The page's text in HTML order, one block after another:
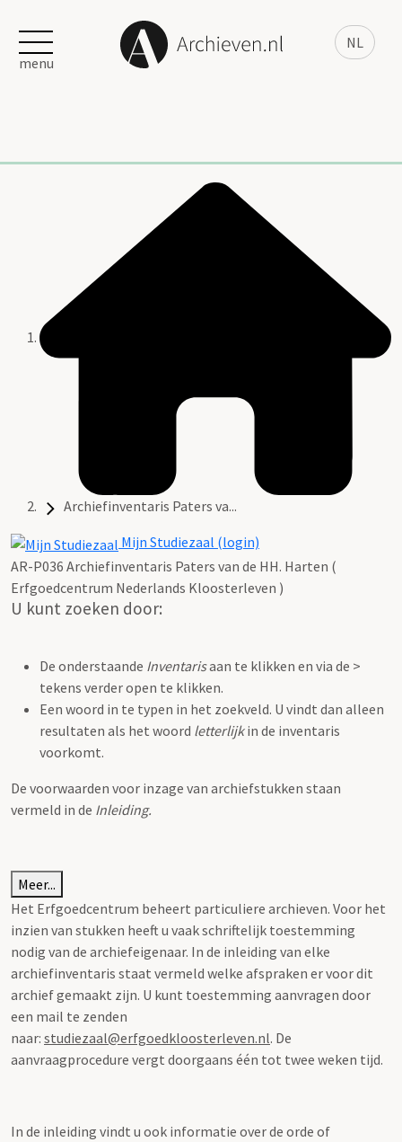
NL
menu
Archiefinventaris Paters va...
Mijn Studiezaal (login)
AR-P036 Archiefinventaris Paters van de HH. Harten (
Erfgoedcentrum Nederlands Kloosterleven )
U kunt zoeken door:
De onderstaande Inventarisaan te klikken en via de >
tekens verder open te klikken.
Een woord in te typen in het zoekveld. U vindt dan alleen
resultaten als het woord letterlijkin de inventaris
voorkomt.
De voorwaarden voor inzage van archiefstukken staan
vermeld in de Inleiding.
Meer...
Het Erfgoedcentrum beheert particuliere archieven. Voor het
inzien van stukken heeft u vaak schriftelijk toestemming
nodig van de archiefeigenaar. In de inleiding van elke
archiefinventaris staat vermeld welke afspraken er voor dit
archief gemaakt zijn. U kunt toestemming aanvragen door
een mail te zenden
naar: studiezaal@erfgoedkloosterleven.nl. De
aanvraagprocedure vergt doorgaans één tot twee weken tijd.
In de inleiding vindt u ook informatie over de orde of